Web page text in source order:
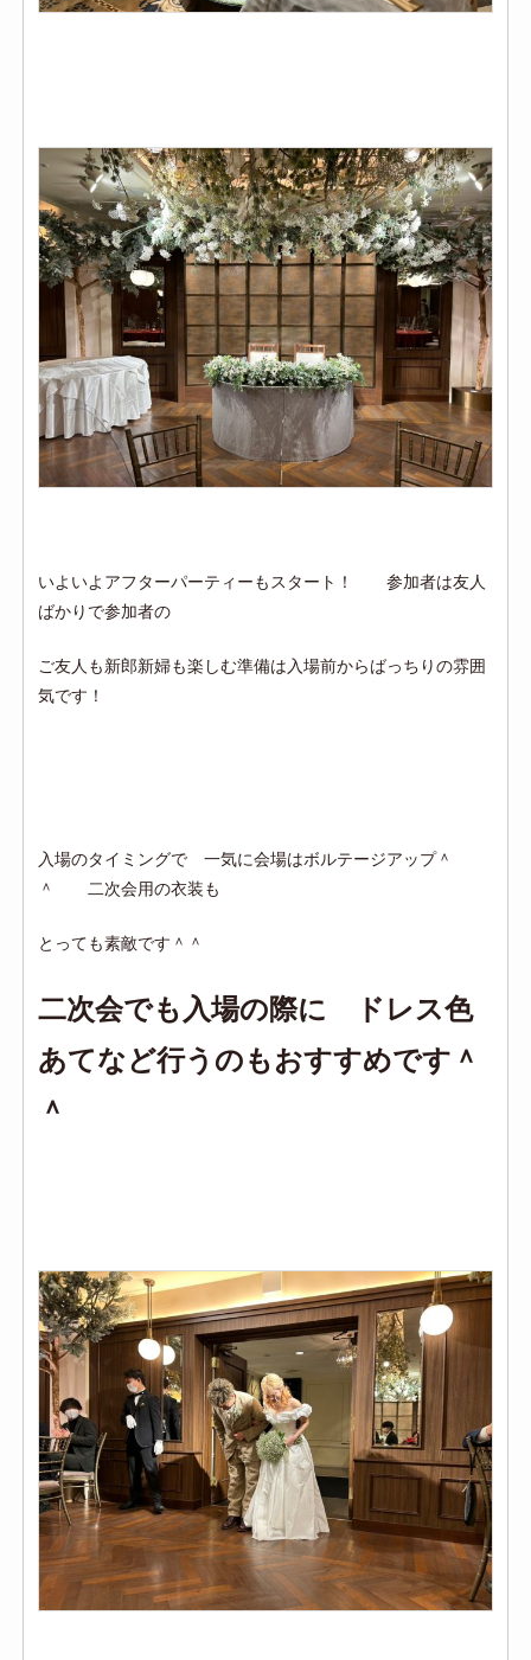
いよいよアフターパーティーもスタート！ 参加者は友人
ばかりで参加者の
ご友人も新郎新婦も楽しむ準備は入場前からばっちりの雰囲
気です！
入場のタイミングで 一気に会場はボルテージアップ＾
＾ 二次会用の衣装も
とっても素敵です＾＾
二次会でも入場の際に ドレス色
あてなど行うのもおすすめです＾
＾